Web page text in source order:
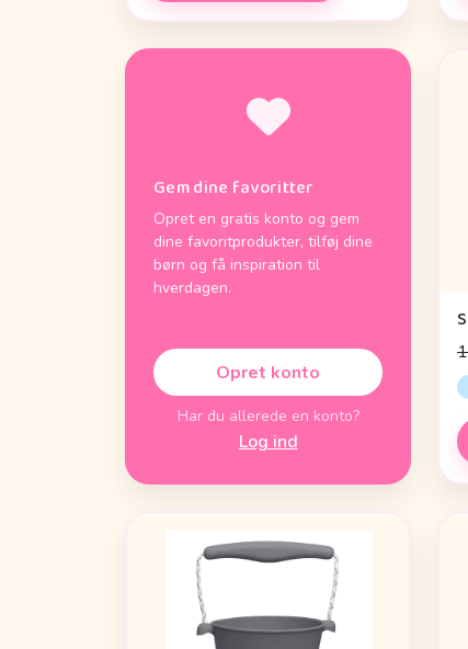
Gem dine favoritter
Opret en gratis konto og gem
dine favoritprodukter, tilføj dine
børn og få inspiration til
hverdagen.
Opret konto
Har du allerede en konto?
Log ind